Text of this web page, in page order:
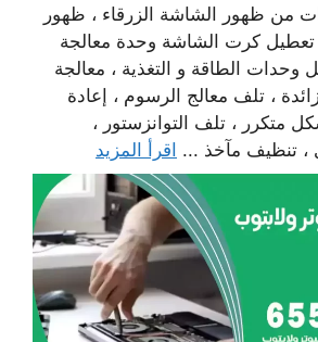
من ظهور الشاشة الزرقاء ، ظهور
تعطيل كرت الشاشة وحدة معالجة
وحدات الطاقة و التغذية ، معالجة
، تلف معالج الرسوم ، إعادة
متكرر ، تلف التوانزستور ،
، تنظيف مآخذ ... اقرأ المزيد